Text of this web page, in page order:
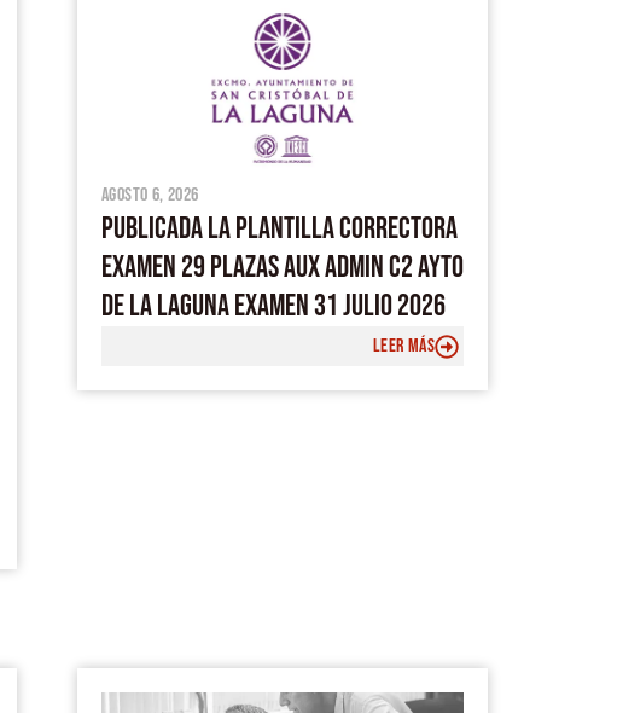
agosto 6, 2026
PUBLICADA LA PLANTILLA CORRECTORA
EXAMEN 29 PLAZAS AUX ADMIN C2 AYTO
DE LA LAGUNA EXAMEN 31 JULIO 2026
LEER MÁS